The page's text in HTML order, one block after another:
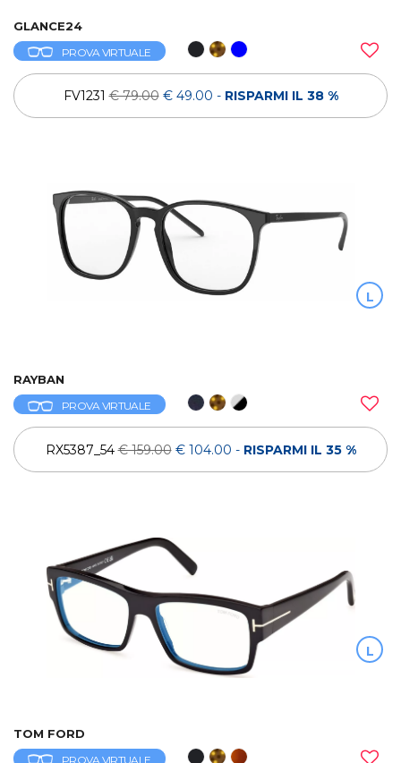
GLANCE24
PROVA VIRTUALE
FV1231€ 79.00 € 49.00 - RISPARMI IL 38 %
L
RAYBAN
PROVA VIRTUALE
RX5387_54€ 159.00 € 104.00 - RISPARMI IL 35 %
L
TOM FORD
PROVA VIRTUALE